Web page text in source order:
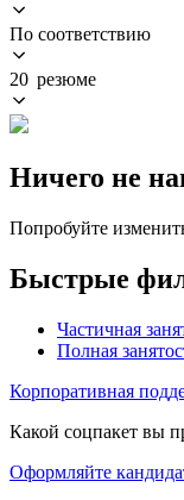
По соответствию
20 резюме
Ничего не
Попробуйте
Быстрые
Частичная
Полная
Корпоративная
Какой соцпакет вы
Оформляйте